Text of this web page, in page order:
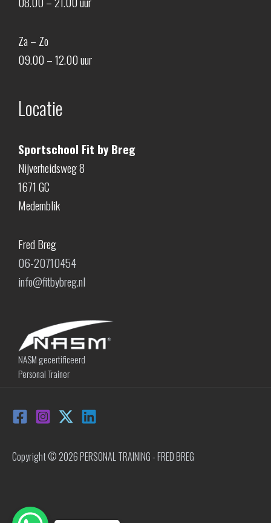
Za – Zo
09.00 – 12.00 uur
Locatie
Sportschool Fit by Breg
Nijverheidsweg 8
1671 GC
Medemblik
Fred Breg
06-20710454
info@fitbybreg.nl
NASM gecertificeerd
Personal Trainer
Copyright © 2026 PERSONAL TRAINING - FRED BREG